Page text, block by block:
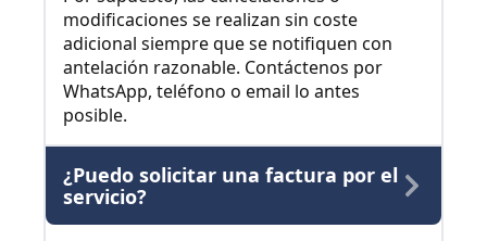
modificaciones se realizan sin coste
adicional siempre que se notifiquen con
antelación razonable. Contáctenos por
WhatsApp, teléfono o email lo antes
posible.
¿Puedo solicitar una factura por el
servicio?